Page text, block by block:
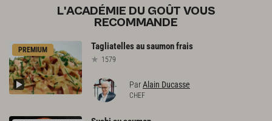
L'ACADÉMIE DU GOÛT VOUS
RECOMMANDE
PREMIUM Tagliatellesausaumonfrais
1579
ParAlain Ducasse
CHEF